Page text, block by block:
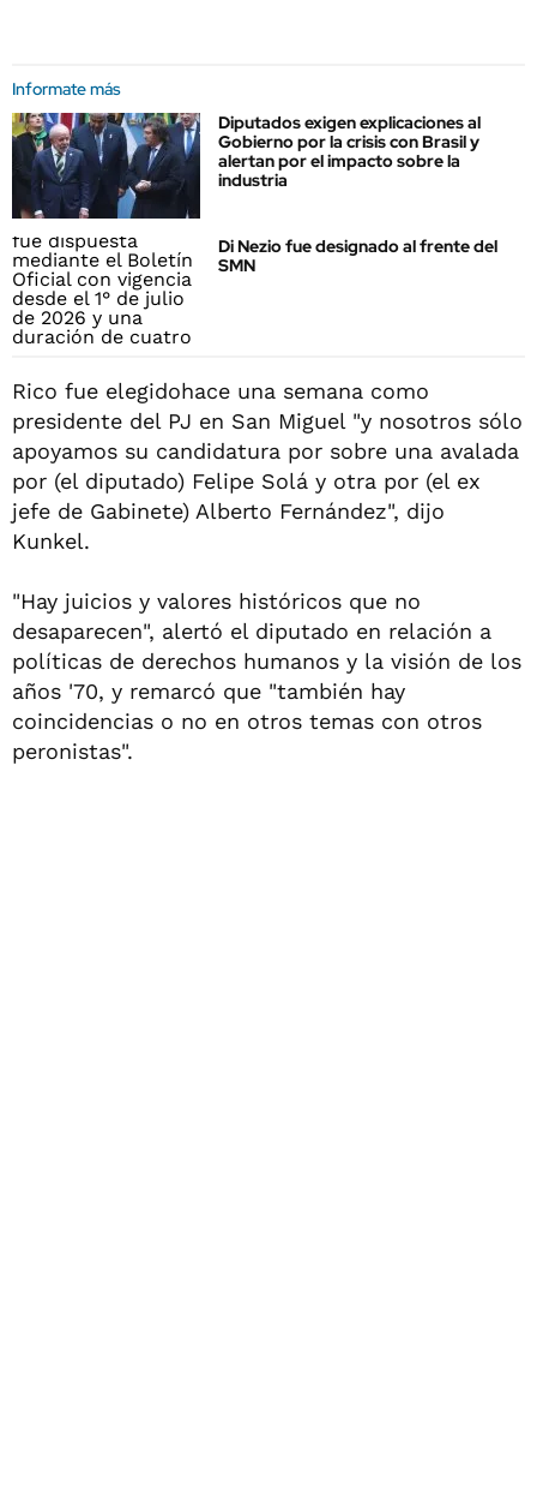
Informate más
Diputados exigen explicaciones al
Gobierno por la crisis con Brasil y
alertan por el impacto sobre la
industria
Di Nezio fue designado al frente del
SMN
Rico fue elegidohace una semana como
presidente del PJ en San Miguel "y nosotros sólo
apoyamos su candidatura por sobre una avalada
por (el diputado) Felipe Solá y otra por (el ex
jefe de Gabinete) Alberto Fernández", dijo
Kunkel.
"Hay juicios y valores históricos que no
desaparecen", alertó el diputado en relación a
políticas de derechos humanos y la visión de los
años '70, y remarcó que "también hay
coincidencias o no en otros temas con otros
peronistas".